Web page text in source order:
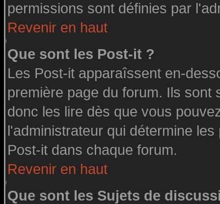
permissions sont définies par
Revenir en haut
Que sont les Post-it ?
Les Post-it apparaîssent en-
première page du forum. Ils
donc les lire dès que vous
l'administrateur qui détermine
Post-it dans chaque forum.
Revenir en haut
Que sont les Sujets de